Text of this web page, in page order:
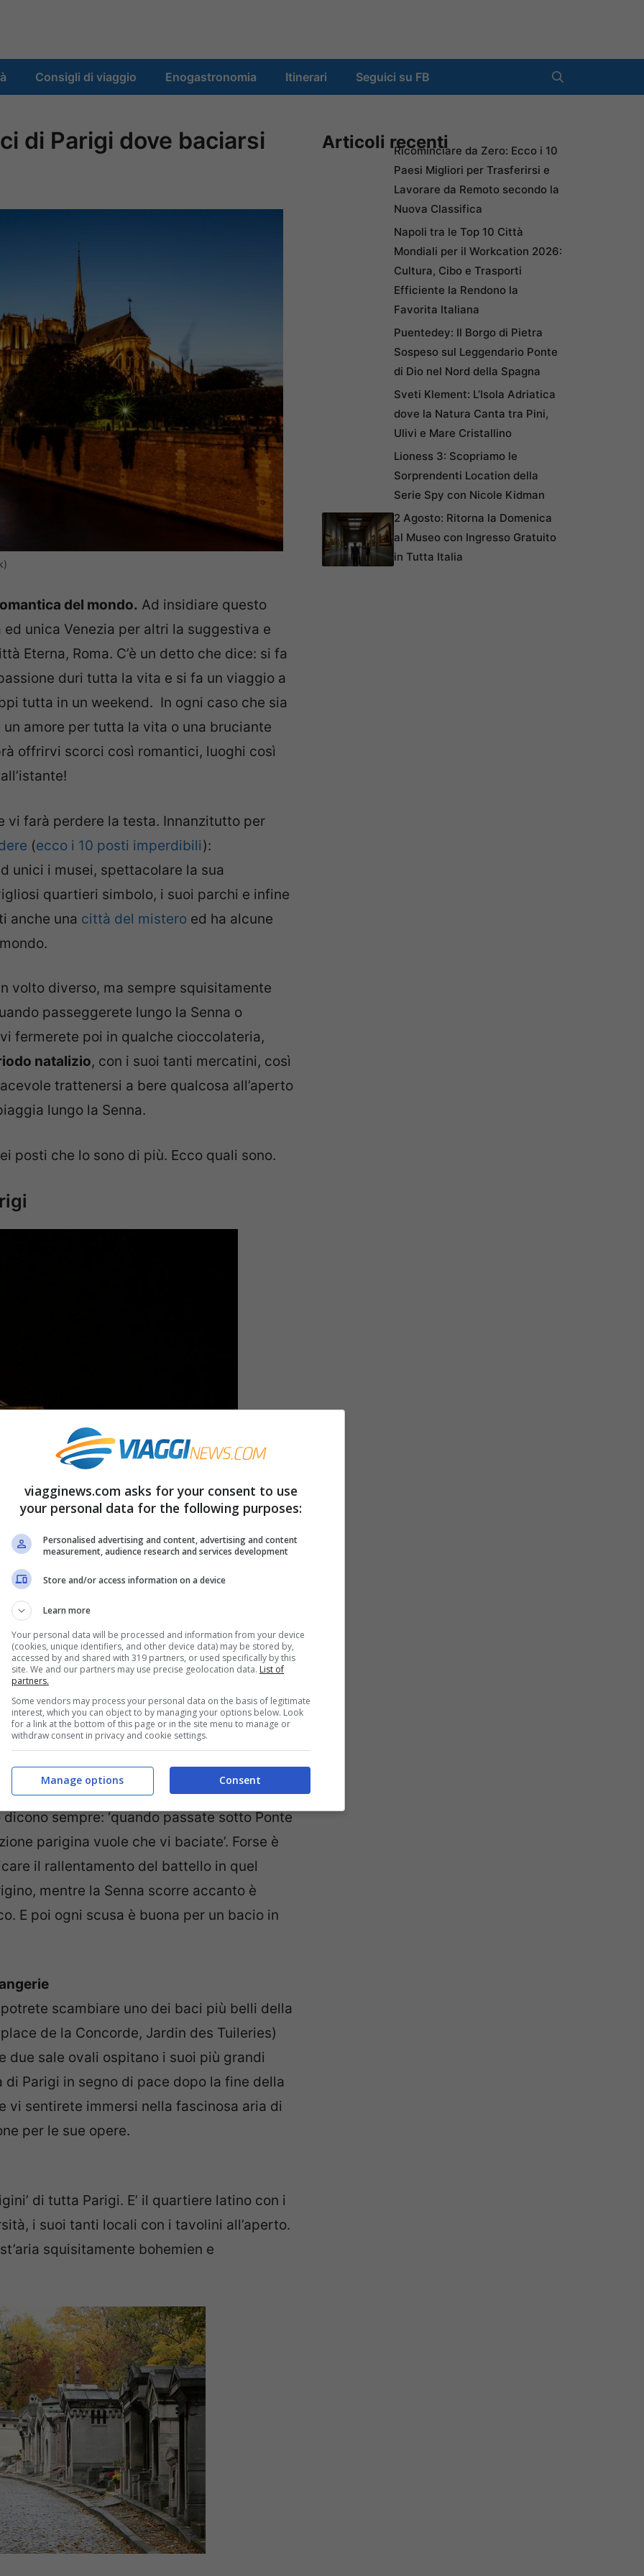
Consigli di viaggio Enogastronomia Itinerari Seguici su FB
di Parigi dove baciarsi
del mondo. Ad insidiare questo
unica Venezia per altri la suggestiva e
Eterna, Roma. C’è un detto che dice: si fa
duri tutta la vita e si fa un viaggio a
tutta in un weekend. In ogni caso che sia
amore per tutta la vita o una bruciante
offrirvi scorci così romantici, luoghi così
vi farà perdere la testa. Innanzitutto per
(ecco i 10 posti imperdibili):
unici i musei, spettacolare la sua
quartieri simbolo, i suoi parchi e infine
anche una città del mistero ed ha alcune
volto diverso, ma sempre squisitamente
passeggerete lungo la Senna o
fermerete poi in qualche cioccolateria,
natalizio, con i suoi tanti mercatini, così
trattenersi a bere qualcosa all’aperto
lungo la Senna.
posti che lo sono di più. Ecco quali sono.
Eiffel! Potrà sembrare un po’ troppo
Tour Eiffel, monumento simbolo della
vista sull’intera città è un’esperienza da
avete voglia di passare più di mezzora in
pilastri della torre. Sarà comunque
sempre: ‘quando passate sotto Ponte
parigina vuole che vi baciate’. Forse è
il rallentamento del battello in quel
mentre la Senna scorre accanto è
E poi ogni scusa è buona per un bacio in
scambiare uno dei baci più belli della
de la Concorde, Jardin des Tuileries)
due sale ovali ospitano i suoi più grandi
Parigi in segno di pace dopo la fine della
vi sentirete immersi nella fascinosa aria di
per le sue opere.
di tutta Parigi. E’ il quartiere latino con i
i suoi tanti locali con i tavolini all’aperto.
squisitamente bohemien e
Articoli recentiRicominciare da Zero: Ecco i 10
Paesi Migliori per Trasferirsi e
Lavorare da Remoto secondo la
Nuova Classifica
Napoli tra le Top 10 Città
Mondiali per il Workcation 2026:
Cultura, Cibo e Trasporti
Efficiente la Rendono la
Favorita Italiana
Puentedey: Il Borgo di Pietra
Sospeso sul Leggendario Ponte
di Dio nel Nord della Spagna
Sveti Klement: L’Isola Adriatica
dove la Natura Canta tra Pini,
Ulivi e Mare Cristallino
Lioness 3: Scopriamo le
Sorprendenti Location della
Serie Spy con Nicole Kidman
2 Agosto: Ritorna la Domenica
al Museo con Ingresso Gratuito
in Tutta Italia
viagginews.com asks for your consent to use
your personal data for the following purposes:
Personalised advertising and content, advertising and content
measurement, audience research and services development
Store and/or access information on a device
Learn more
Your personal data will be processed and information from your device
(cookies, unique identifiers, and other device data) may be stored by,
accessed by and shared with 319 partners, or used specifically by this
site. We and our partners may use precise geolocation data. List of
partners.
Some vendors may process your personal data on the basis of legitimate
interest, which you can object to by managing your options below. Look
for a link at the bottom of this page or in the site menu to manage or
withdraw consent in privacy and cookie settings.
Consent
Manage options